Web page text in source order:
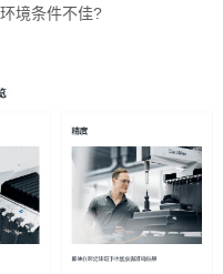
境条件不佳?